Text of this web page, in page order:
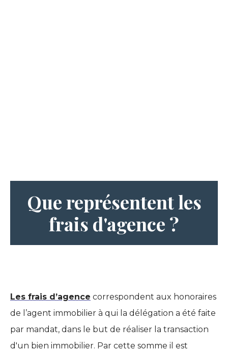
Que représentent les
frais d'agence ?
Les frais d’agence correspondent aux honoraires
de l’agent immobilier à qui la délégation a été faite
par mandat, dans le but de réaliser la transaction
d'un bien immobilier. Par cette somme il est